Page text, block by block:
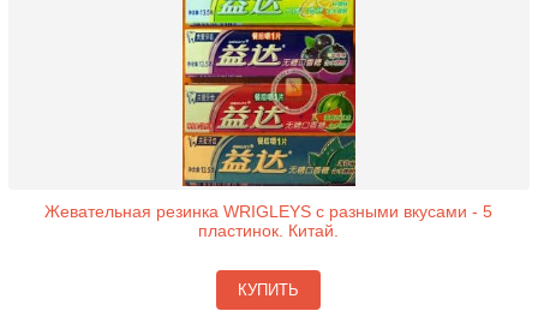
Жевательная резинка WRIGLEYS с разными вкусами - 5
пластинок. Китай.
КУПИТЬ